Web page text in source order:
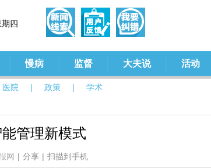
四
医院 | 政策 | 学术
慢病 监督 大夫说 活动
管理新模式
网 | 分享 | 扫描到手机